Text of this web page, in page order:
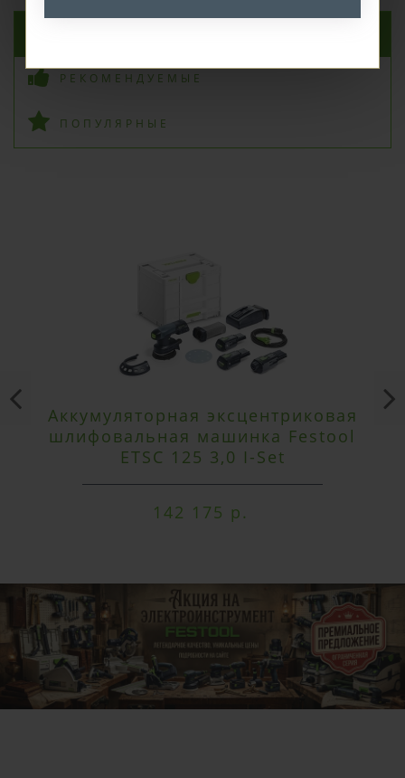
РЕКОМЕНДУЕМЫЕ
ПОПУЛЯРНЫЕ
Аккумуляторная эксцентриковая
шлифовальная машинка Festool
ETSC 125 3,0 I-Set
142 175 р.